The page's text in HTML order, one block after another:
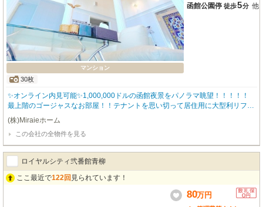
マンション
30枚
函館公園停 徒歩5分 他
✨オンライン内見可能✨1,000,000ドルの函館夜景をパノラマ眺望！！！！！
最上階のゴージャスなお部屋！！テナントを思い切って居住用に大型利リフォ
ーム致しました！！！他にないオンリーワンな高級マンションはエレベーター
付きのオートロック仕様！！ 初期費用をクレジットカードでお支払いいただ
けます🎵 お気軽に当店スタッフまでお問い合わせくださいませ(*^-^*) 経験豊
富なスタッフが対応致します(^^♪ご連絡お待ちしております😊 お問い合わせは
ＴＥＬ０１３８-８３-７２８０㈱Ｍｉｒａｉｅホームまでご連絡下さい🎵
(株)Miraieホーム
この会社の全物件を見る
ロイヤルシティ弐番館青柳
ここ最近で122回 見られています！
80万円